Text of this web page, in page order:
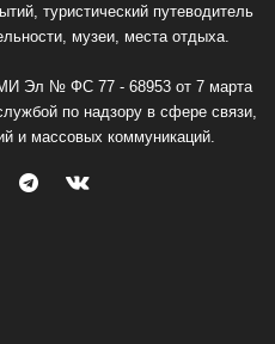
туристический путеводитель
музеи, места отдыха.
Эл № ФС 77 - 68953 от 7 марта
по надзору в сфере связи,
и массовых коммуникаций.